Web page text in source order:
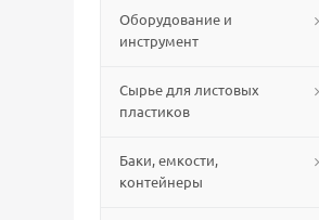
Оборудование и
инструмент
Сырье для листовых
пластиков
Баки, емкости,
контейнеры